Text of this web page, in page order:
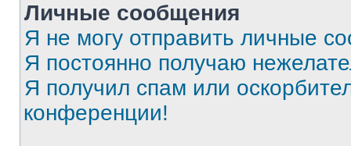
Личные сообщения
Я не могу отправить личные
Я постоянно получаю
Я получил спам или
конференции!